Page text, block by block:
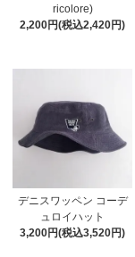
ricolore)
2,200円(税込2,420円)
デニスワッペン コーデ
ュロイハット
3,200円(税込3,520円)